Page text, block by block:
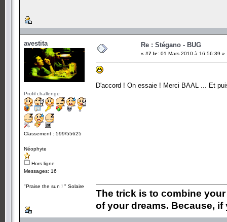
avestita
Profil challenge
Classement : 599/55625
Néophyte
Hors ligne
Messages: 16
"Praise the sun ! " Solaire
Re : Stégano - BUG
« #7 le: 01 Mars 2010 à 16:56:39 »
D'accord ! On essaie ! Merci BAAL ... Et
The trick is to combine
of your dreams. Because,